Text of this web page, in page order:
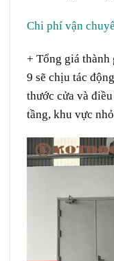
Chi phí vận
+ Tổng giá thành
9 sẽ chịu tác động
thước cửa và
tầng, khu vực